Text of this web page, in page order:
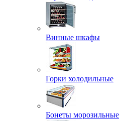
Винные шкафы
Горки холодильные
Бонеты морозильные